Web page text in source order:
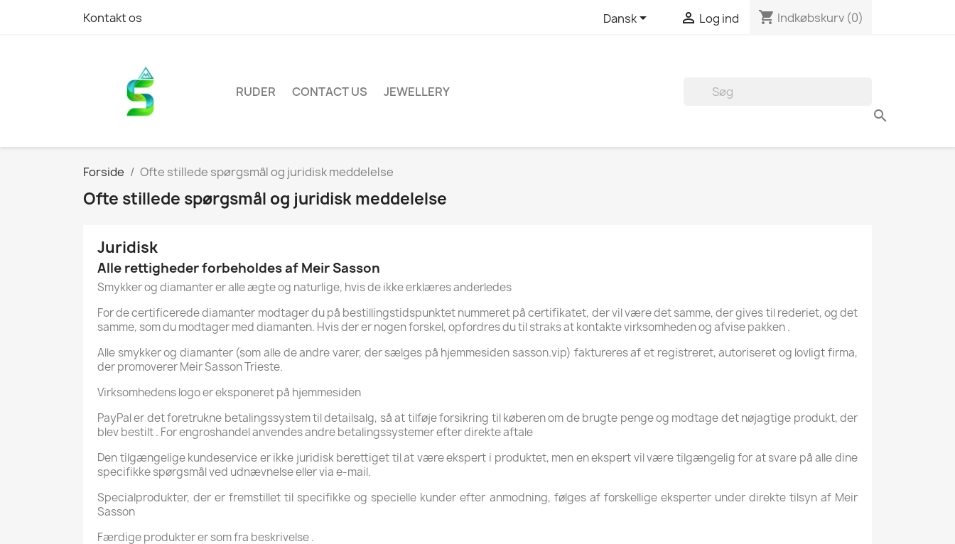
Kontakt os Dansk  Log ind shopping_cart Indkøbskurv (0)
RUDER CONTACT US JEWELLERY

Forside Ofte stillede spørgsmål og juridisk meddelelse
Ofte stillede spørgsmål og juridisk meddelelse
Juridisk
Alle rettigheder forbeholdes af Meir Sasson
Smykker og diamanter er alle ægte og naturlige, hvis de ikke erklæres anderledes
For de certificerede diamanter modtager du på bestillingstidspunktet nummeret på certifikatet, der vil være det samme, der gives til rederiet, og det
samme, som du modtager med diamanten. Hvis der er nogen forskel, opfordres du til straks at kontakte virksomheden og afvise pakken .
Alle smykker og diamanter (som alle de andre varer, der sælges på hjemmesiden sasson.vip) faktureres af et registreret, autoriseret og lovligt firma,
der promoverer Meir Sasson Trieste.
Virksomhedens logo er eksponeret på hjemmesiden
PayPal er det foretrukne betalingssystem til detailsalg, så at tilføje forsikring til køberen om de brugte penge og modtage det nøjagtige produkt, der
blev bestilt . For engroshandel anvendes andre betalingssystemer efter direkte aftale
Den tilgængelige kundeservice er ikke juridisk berettiget til at være ekspert i produktet, men en ekspert vil være tilgængelig for at svare på alle dine
specifikke spørgsmål ved udnævnelse eller via e-mail.
Specialprodukter, der er fremstillet til specifikke og specielle kunder efter anmodning, følges af forskellige eksperter under direkte tilsyn af Meir
Sasson
Færdige produkter er som fra beskrivelse .